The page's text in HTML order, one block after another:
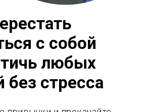
с собой
любых
без стресса